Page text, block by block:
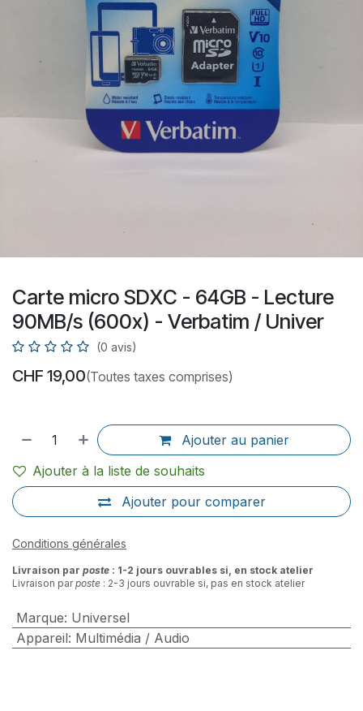
Carte micro SDXC - 64GB - Lecture
90MB/s (600x) - Verbatim / Univer
(0 avis)
CHF 19,00(Toutes taxes comprises)
Ajouter au panier
Ajouter pour comparer
Ajouter à la liste de souhaits
Conditions générales
Livraison par poste : 1-2 jours ouvrables si, en stock atelier
Livraison parposte : 2-3 jours ouvrable si, pas en stock atelier
Marque: Universel
Appareil: Multimédia / Audio